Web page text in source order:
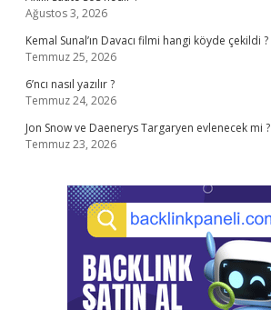
Ağustos 3, 2026
Kemal Sunal’ın Davacı filmi hangi köyde çekildi ?
Temmuz 25, 2026
6’ncı nasıl yazılır ?
Temmuz 24, 2026
Jon Snow ve Daenerys Targaryen evlenecek mi ?
Temmuz 23, 2026